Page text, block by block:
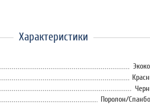
Характеристики
Поролон/